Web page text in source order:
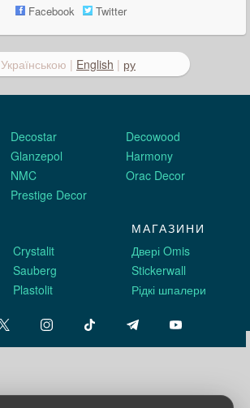
Facebook
Twitter
Українською | English | ру
Decostar
Decowood
Glanzepol
Harmony
NMC
Orac Decor
Prestige Decor
Crystalit
Sauberg
Plastolit
МАГАЗИНИ
Двері Omis
Stickerwall
Рідкі шпалери